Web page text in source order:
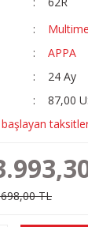
APPA
24 Ay
87,00
TL